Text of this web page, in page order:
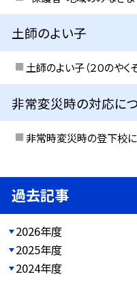
土師のよい子
土師のよい子（２０のやくそ
非常変災時の対応に
非常時変災時の登下校に
過去記事
2026年度
2025年度
2024年度